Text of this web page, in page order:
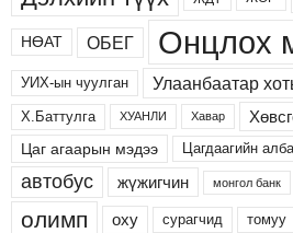
НӨАТ ОБЕГ Онцлох
УИХ-ын чуулган Улаанбаатар
Х.Баттулга ХУАНЛИ Хавар
Цаг агаарын мэдээ Цагдаагийн алба
автобус жүжигчин монгол банк
олимп оху сурагчид томуу